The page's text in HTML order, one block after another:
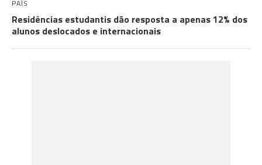
PAÍS
Residências estudantis dão resposta a apenas 12% dos
alunos deslocados e internacionais